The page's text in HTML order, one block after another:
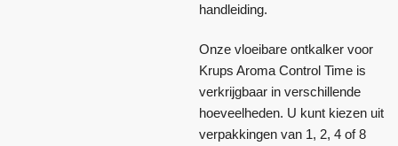
handleiding.
Onze vloeibare ontkalker voor
Krups Aroma Control Time is
verkrijgbaar in verschillende
hoeveelheden. U kunt kiezen uit
verpakkingen van 1, 2, 4 of 8